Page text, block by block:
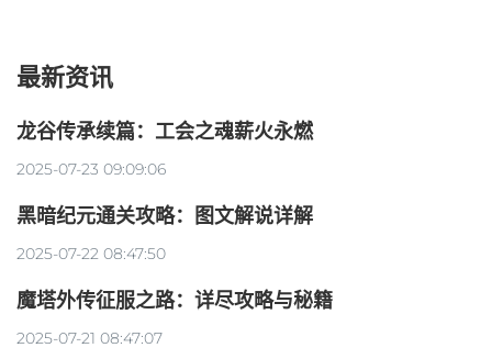
最新资讯
龙谷传承续篇：工会之魂薪火永燃
2025-07-23 09:09:06
黑暗纪元通关攻略：图文解说详解
2025-07-22 08:47:50
魔塔外传征服之路：详尽攻略与秘籍
2025-07-21 08:47:07